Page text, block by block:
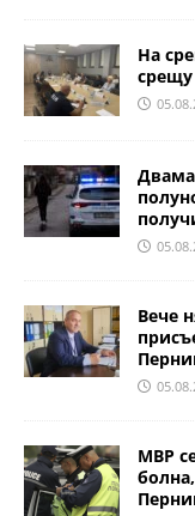
На
Двама
Вече
МВР